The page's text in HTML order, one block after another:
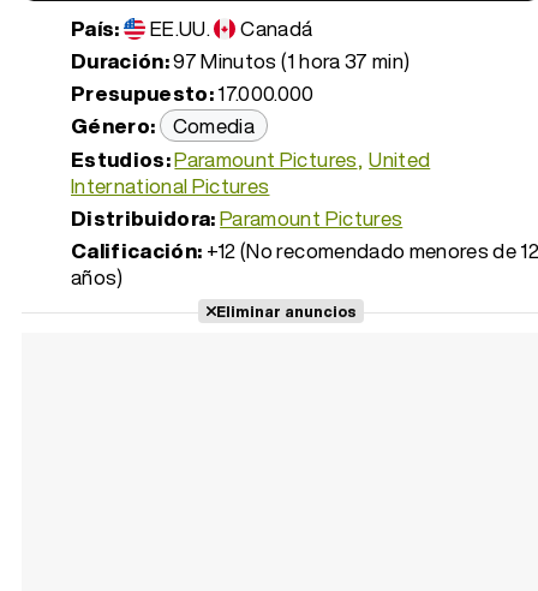
País: EE.UU.
Canadá
Duración:97 Minutos (1 hora 37 min)
Presupuesto:17.000.000
Género: Comedia
Estudios:Paramount Pictures United
International Pictures
Distribuidora:Paramount Pictures
Calificación: +12 (No recomendado menores de 12
años)
Eliminar anuncios